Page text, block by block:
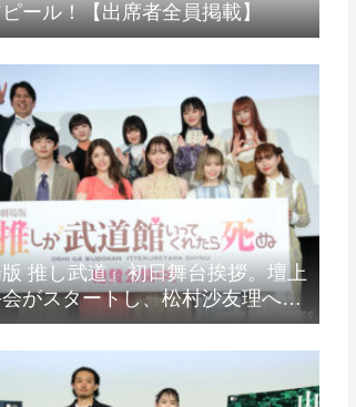
ール！【出席者全員掲載】
版 推し武道』初日舞台挨拶。壇上
がスタートし、松村沙友理への
ピール！？